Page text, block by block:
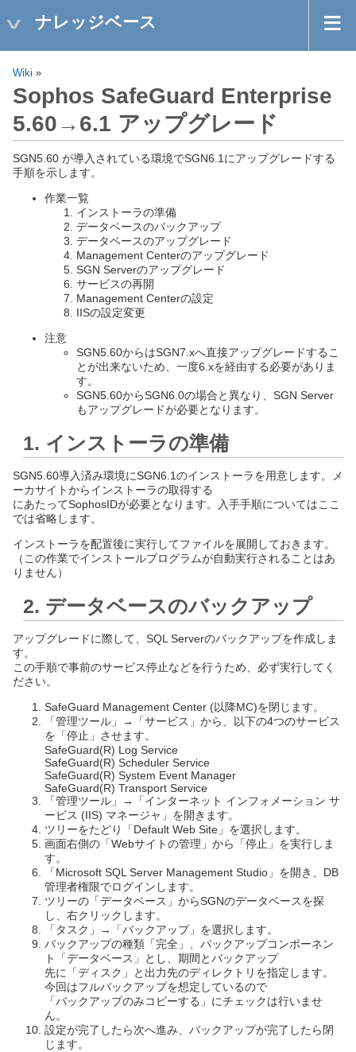
ナレッジベース
Wiki »
Sophos SafeGuard Enterprise
5.60→6.1 アップグレード
SGN5.60 が導入されている環境でSGN6.1にアップグレードする
手順を示します。
作業一覧
インストーラの準備
データベースのバックアップ
データベースのアップグレード
Management Centerのアップグレード
SGN Serverのアップグレード
サービスの再開
Management Centerの設定
IISの設定変更
注意
SGN5.60からはSGN7.xへ直接アップグレードするこ
とが出来ないため、一度6.xを経由する必要がありま
す。
SGN5.60からSGN6.0の場合と異なり、SGN Server
もアップグレードが必要となります。
1. インストーラの準備
SGN5.60導入済み環境にSGN6.1のインストーラを用意します。メ
ーカサイトからインストーラの取得する
にあたってSophosIDが必要となります。入手手順についてはここ
では省略します。
インストーラを配置後に実行してファイルを展開しておきます。
（この作業でインストールプログラムが自動実行されることはあ
りません）
2. データベースのバックアップ
アップグレードに際して、SQL Serverのバックアップを作成しま
す。
この手順で事前のサービス停止などを行うため、必ず実行してく
ださい。
SafeGuard Management Center (以降MC)を閉じます。
「管理ツール」→「サービス」から、以下の4つのサービス
を「停止」させます。
SafeGuard(R) Log Service
SafeGuard(R) Scheduler Service
SafeGuard(R) System Event Manager
SafeGuard(R) Transport Service
「管理ツール」→「インターネット インフォメーション サ
ービス (IIS) マネージャ」を開きます。
ツリーをたどり「Default Web Site」を選択します。
画面右側の「Webサイトの管理」から「停止」を実行しま
す。
「Microsoft SQL Server Management Studio」を開き、DB
管理者権限でログインします。
ツリーの「データベース」からSGNのデータベースを探
し、右クリックします。
「タスク」→「バックアップ」を選択します。
バックアップの種類「完全」、バックアップコンポーネン
ト「データベース」とし、期間とバックアップ
先に「ディスク」と出力先のディレクトリを指定します。
今回はフルバックアップを想定しているので
「バックアップのみコピーする」にチェックは行いませ
ん。
設定が完了したら次へ進み、バックアップが完了したら閉
じます。